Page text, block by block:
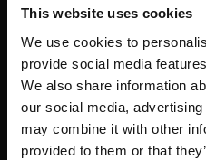
This website uses cookies
We use cookies to
provide social media
We also share information
our social media,
may combine it with other
provided to them or that
Vårt företag
Scalable Hosting Solutions
Registreringskod: 14652605
Momsregistreringsnummer:
Adress: Harju maakond,